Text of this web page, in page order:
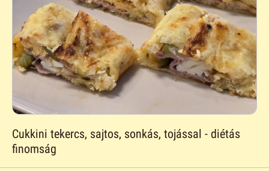
Cukkini tekercs, sajtos, sonkás, tojással - diétás
finomság